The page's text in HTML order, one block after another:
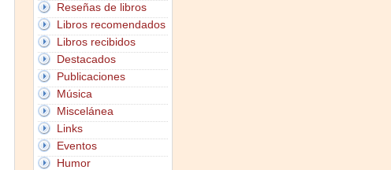
Reseñas de libros
Libros recomendados
Libros recibidos
Destacados
Publicaciones
Música
Miscelánea
Links
Eventos
Humor